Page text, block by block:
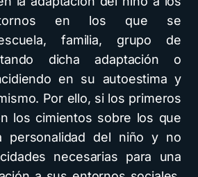
en los que se
familia, grupo de
dicha adaptación o
en su autoestima y
Por ello, si los primeros
los cimientos sobre los que
personalidad del niño y no
necesarias para una